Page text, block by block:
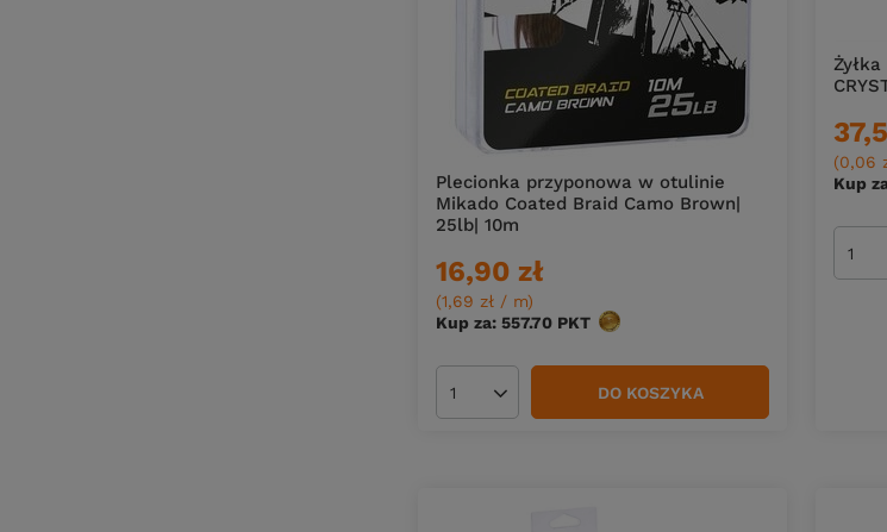
Plecionka przyponowa w otulinie
Mikado Coated Braid Camo Brown|
25lb| 10m
16,90 zł
(1,69 zł / m)
Kup za: 557.70 PKT punktów
Ilość produktów DO KOSZYKA
Żyłka
(0,06
Kup